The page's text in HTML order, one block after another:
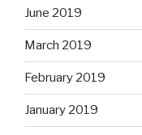
June 2019
March 2019
February 2019
January 2019